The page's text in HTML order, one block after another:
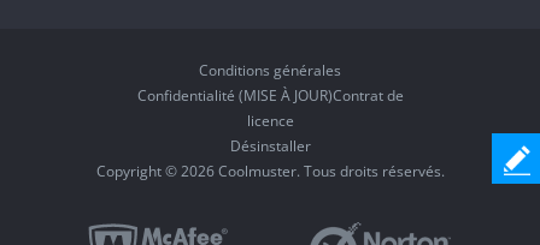
Conditions générales
Confidentialité (MISE À JOUR)Contrat de
licence
Désinstaller
Copyright © 2026 Coolmuster. Tous droits réservés.